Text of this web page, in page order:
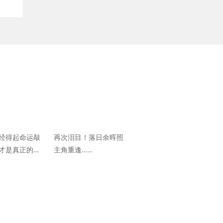
得起命运敲
是真正的人
再次泪目！落日余晖照
主角重逢……